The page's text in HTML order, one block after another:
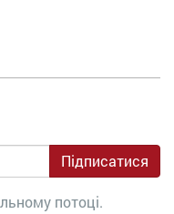
Підписатися
потоці.